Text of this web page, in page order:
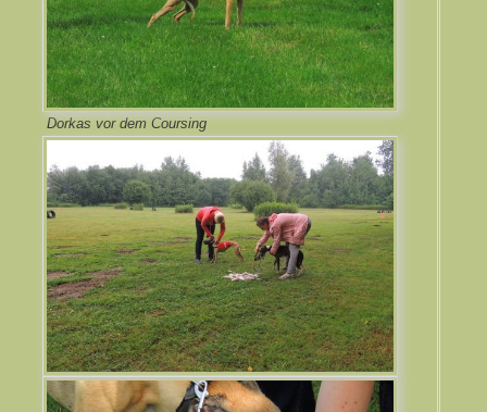
Dorkas vor dem Coursing